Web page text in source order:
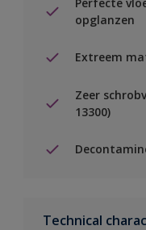
opglanzen
Extreem
Zeer
13300)
Technical